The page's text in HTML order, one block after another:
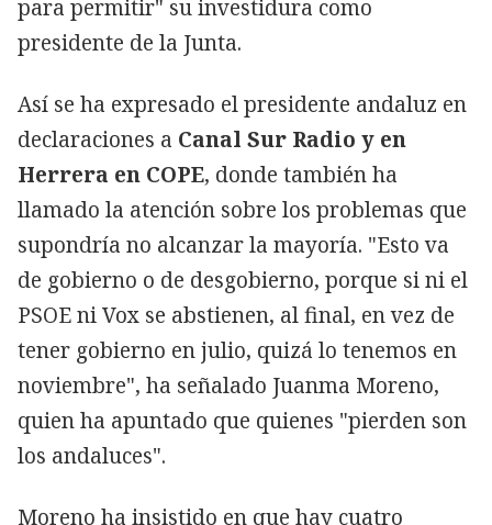
para permitir" su investidura como
presidente de la Junta.
Así se ha expresado el presidente andaluz en
declaraciones a Canal Sur Radio y en
Herrera en COPE, donde también ha
llamado la atención sobre los problemas que
supondría no alcanzar la mayoría. "Esto va
de gobierno o de desgobierno, porque si ni el
PSOE ni Vox se abstienen, al final, en vez de
tener gobierno en julio, quizá lo tenemos en
noviembre", ha señalado Juanma Moreno,
quien ha apuntado que quienes "pierden son
los andaluces".
Moreno ha insistido en que hay cuatro